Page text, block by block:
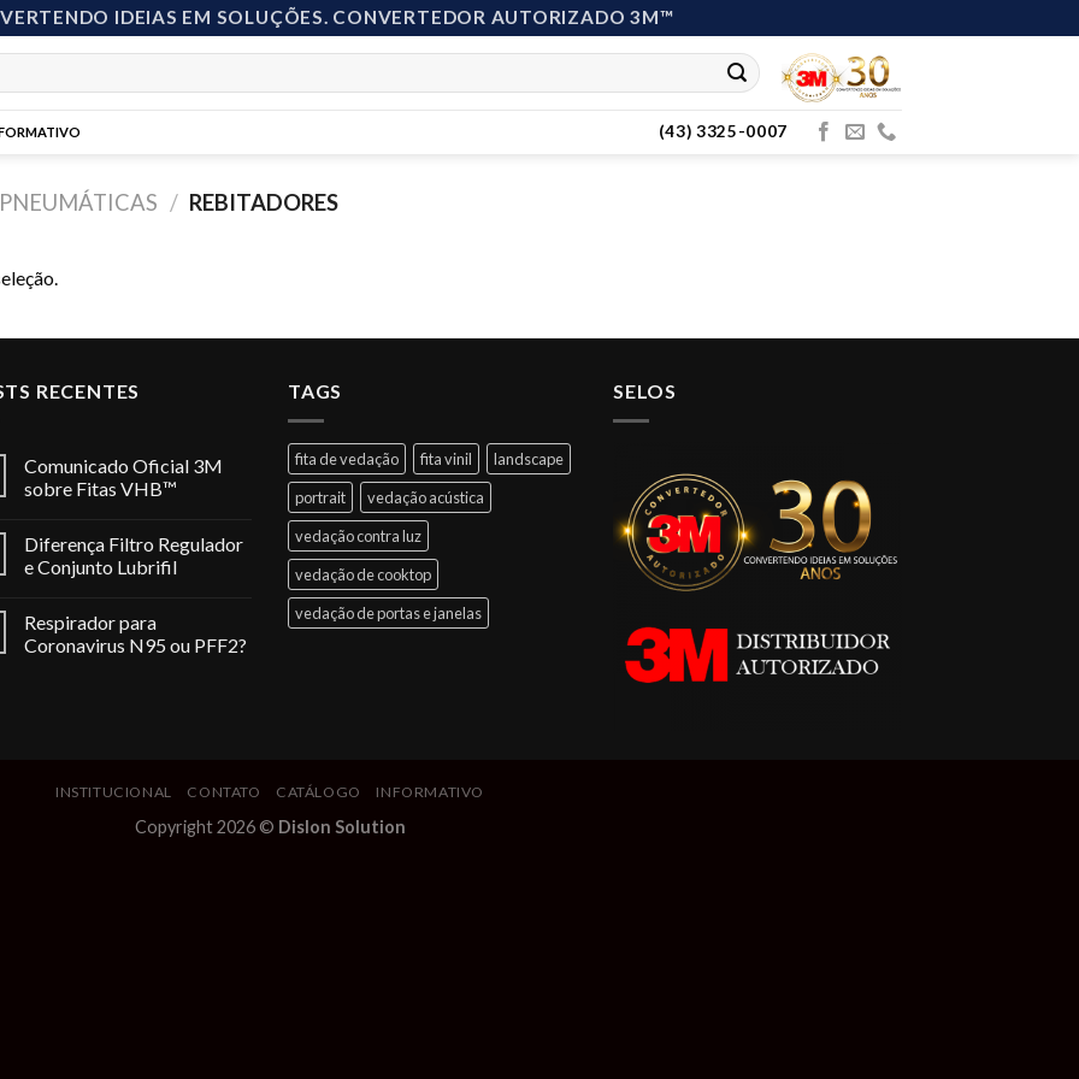
IDEIAS EM SOLUÇÕES. CONVERTEDOR AUTORIZADO 3M™
(43) 3325-0007
/ REBITADORES
RECENTES
Comunicado Oficial 3M
sobre Fitas VHB™
Diferença Filtro Regulador
e Conjunto Lubrifil
Respirador para
Coronavirus N95 ou PFF2?
TAGS
fita de vedação fita vinil
landscape
portrait
vedação acústica
vedação contra luz
vedação de cooktop
vedação de portas e janelas
SELOS
INSTITUCIONAL CONTATO CATÁLOGO INFORMATIVO
Copyright 2026 © Dislon Solution